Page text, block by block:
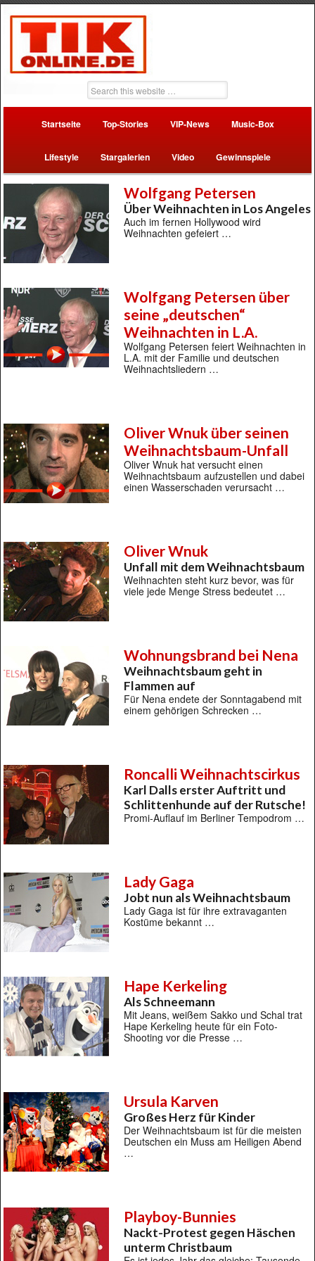
Startseite Top-Stories VIP-News Music-Box
Lifestyle Stargalerien Video Gewinnspiele
Wolfgang Petersen
Über Weihnachten in Los Angeles
Auch im fernen Hollywood wird
Weihnachten gefeiert …
Wolfgang Petersen über
seine „deutschen“
Weihnachten in L.A.
Wolfgang Petersen feiert Weihnachten in
L.A. mit der Familie und deutschen
Weihnachtsliedern …
Oliver Wnuk über seinen
Weihnachtsbaum-Unfall
Oliver Wnuk hat versucht einen
Weihnachtsbaum aufzustellen und dabei
einen Wasserschaden verursacht …
Oliver Wnuk
Unfall mit dem Weihnachtsbaum
Weihnachten steht kurz bevor, was für
viele jede Menge Stress bedeutet …
Wohnungsbrand bei Nena
Weihnachtsbaum geht in
Flammen auf
Für Nena endete der Sonntagabend mit
einem gehörigen Schrecken …
Roncalli Weihnachtscirkus
Karl Dalls erster Auftritt und
Schlittenhunde auf der Rutsche!
Promi-Auflauf im Berliner Tempodrom …
Lady Gaga
Jobt nun als Weihnachtsbaum
Lady Gaga ist für ihre extravaganten
Kostüme bekannt …
Hape Kerkeling
Als Schneemann
Mit Jeans, weißem Sakko und Schal trat
Hape Kerkeling heute für ein Foto-
Shooting vor die Presse …
Ursula Karven
Großes Herz für Kinder
Der Weihnachtsbaum ist für die meisten
Deutschen ein Muss am Heiligen Abend
…
Playboy-Bunnies
Nackt-Protest gegen Häschen
unterm Christbaum